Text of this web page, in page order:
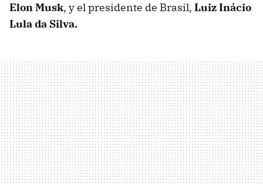
Elon Musk, y el presidente de Brasil, Luiz Inácio
Lula da Silva.